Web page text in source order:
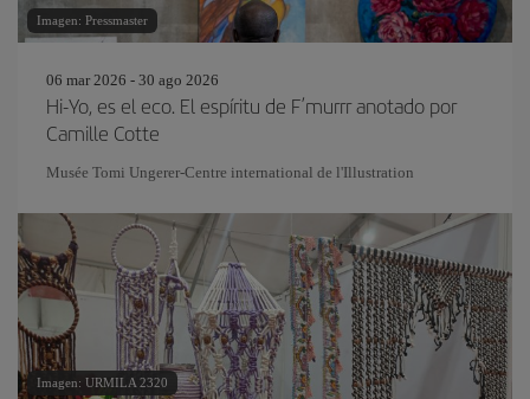
Imagen: Pressmaster
06 mar 2026 - 30 ago 2026
Hi-Yo, es el eco. El espíritu de F’murrr anotado por
Camille Cotte
Musée Tomi Ungerer-Centre international de l'Illustration
Imagen: URMILA 2320